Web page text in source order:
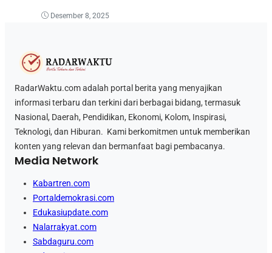
Desember 8, 2025
RadarWaktu.com adalah portal berita yang menyajikan
informasi terbaru dan terkini dari berbagai bidang, termasuk
Nasional, Daerah, Pendidikan, Ekonomi, Kolom, Inspirasi,
Teknologi, dan Hiburan. Kami berkomitmen untuk memberikan
konten yang relevan dan bermanfaat bagi pembacanya.
Media Network
Kabartren.com
Portaldemokrasi.com
Edukasiupdate.com
Nalarrakyat.com
Sabdaguru.com